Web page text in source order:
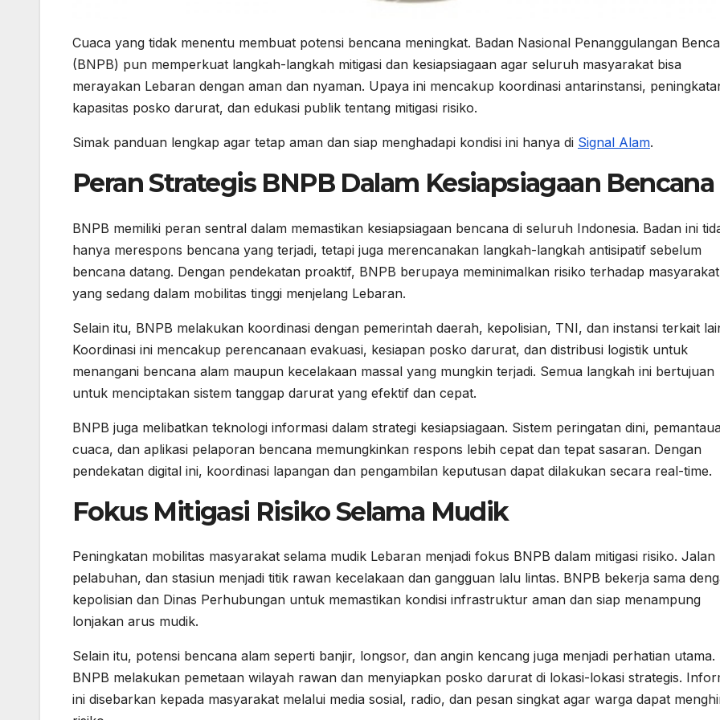
Cuaca yang tidak menentu membuat potensi bencana meningkat. Badan Nasional Penanggulangan
(BNPB) pun memperkuat langkah-langkah mitigasi dan kesiapsiagaan agar seluruh masyarakat bisa
merayakan Lebaran dengan aman dan nyaman. Upaya ini mencakup koordinasi antarinstansi,
kapasitas posko darurat, dan edukasi publik tentang mitigasi risiko.
Simak panduan lengkap agar tetap aman dan siap menghadapi kondisi ini hanya di Signal Alam.
Peran Strategis BNPB Dalam Kesiapsiagaan Bencana
BNPB memiliki peran sentral dalam memastikan kesiapsiagaan bencana di seluruh Indonesia. Badan ini
hanya merespons bencana yang terjadi, tetapi juga merencanakan langkah-langkah antisipatif sebelum
bencana datang. Dengan pendekatan proaktif, BNPB berupaya meminimalkan risiko terhadap masyarakat
yang sedang dalam mobilitas tinggi menjelang Lebaran.
Selain itu, BNPB melakukan koordinasi dengan pemerintah daerah, kepolisian, TNI, dan instansi terkait
Koordinasi ini mencakup perencanaan evakuasi, kesiapan posko darurat, dan distribusi logistik untuk
menangani bencana alam maupun kecelakaan massal yang mungkin terjadi. Semua langkah ini bertujuan
untuk menciptakan sistem tanggap darurat yang efektif dan cepat.
BNPB juga melibatkan teknologi informasi dalam strategi kesiapsiagaan. Sistem peringatan dini,
cuaca, dan aplikasi pelaporan bencana memungkinkan respons lebih cepat dan tepat sasaran. Dengan
pendekatan digital ini, koordinasi lapangan dan pengambilan keputusan dapat dilakukan secara real-time.
Fokus Mitigasi Risiko Selama Mudik
Peningkatan mobilitas masyarakat selama mudik Lebaran menjadi fokus BNPB dalam mitigasi risiko. Jalan
pelabuhan, dan stasiun menjadi titik rawan kecelakaan dan gangguan lalu lintas. BNPB bekerja sama
kepolisian dan Dinas Perhubungan untuk memastikan kondisi infrastruktur aman dan siap menampung
lonjakan arus mudik.
Selain itu, potensi bencana alam seperti banjir, longsor, dan angin kencang juga menjadi perhatian utama.
BNPB melakukan pemetaan wilayah rawan dan menyiapkan posko darurat di lokasi-lokasi strategis.
ini disebarkan kepada masyarakat melalui media sosial, radio, dan pesan singkat agar warga dapat